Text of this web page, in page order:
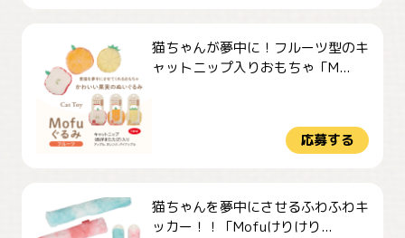
猫ちゃんが夢中に！フルーツ型のキ
ャットニップ入りおもちゃ「M...
応募する
猫ちゃんを夢中にさせるふわふわキ
ッカー！！「Mofuけりけり...